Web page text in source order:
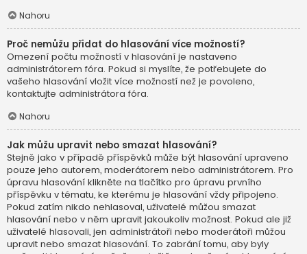
Nahoru
Proč nemůžu přidat do hlasování více možností?
Omezení počtu možností v hlasování je nastaveno
administrátorem fóra. Pokud si myslíte, že potřebujete do
vašeho hlasování vložit více možností než je povoleno,
kontaktujte administrátora fóra.
Nahoru
Jak můžu upravit nebo smazat hlasování?
Stejně jako v případě příspěvků může být hlasování upraveno
pouze jeho autorem, moderátorem nebo administrátorem. Pro
úpravu hlasování klikněte na tlačítko pro úpravu prvního
příspěvku v tématu, ke kterému je hlasování vždy připojeno.
Pokud zatím nikdo nehlasoval, uživatelé můžou smazat
hlasování nebo v něm upravit jakoukoliv možnost. Pokud ale již
uživatelé hlasovali, jen administrátoři nebo moderátoři můžou
upravit nebo smazat hlasování. To zabrání tomu, aby byly